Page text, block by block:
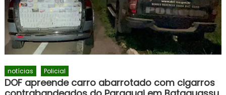
notícias Policial
DOF apreende carro abarrotado com cigarros